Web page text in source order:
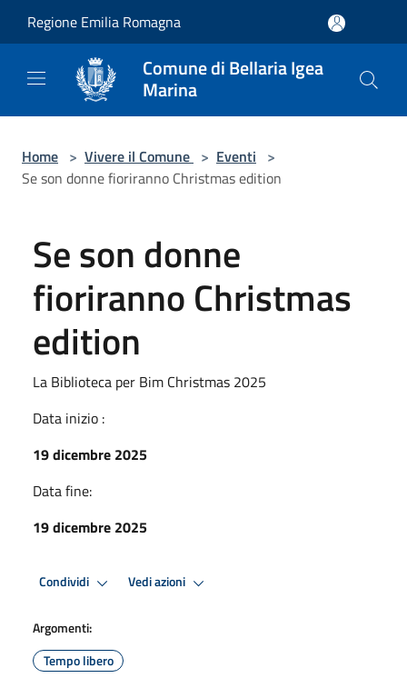
Regione Emilia Romagna
Comune di Bellaria Igea
Marina
Home > Vivere il Comune > Eventi >
Se son donne fioriranno Christmas edition
Se son donne
fioriranno Christmas
edition
La Biblioteca per Bim Christmas 2025
Data inizio :
19 dicembre 2025
Data fine:
19 dicembre 2025
Condividi Vedi azioni
Argomenti:
Tempo libero